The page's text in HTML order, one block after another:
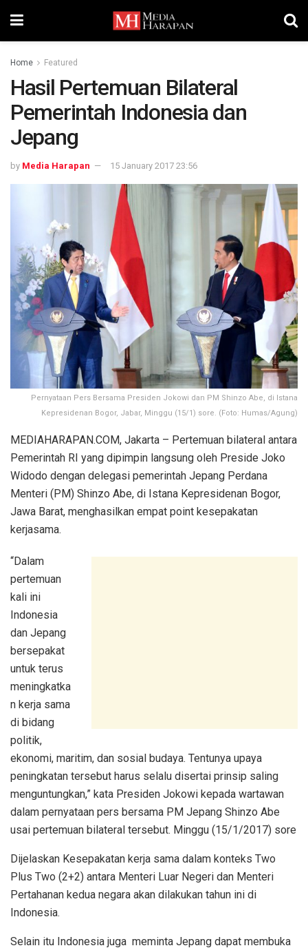
Home Featured
Hasil Pertemuan Bilateral
Pemerintah Indonesia dan
Jepang
by Media Harapan 15 January 2017 23:56
Pernyataan Pers Bersama Presiden Jokowi dan PM Shinzo Abe, di Istana
Kepresidenan Bogor, Jabar, Minggu (15/1) sore. (Foto: Humas/Agung)
MEDIAHARAPAN.COM, Jakarta – Pertemuan bilateral antara
Pemerintah RI yang dipimpin langsung oleh Preside Joko
Widodo dengan delegasi pemerintah Jepang Perdana
Menteri (PM) Shinzo Abe, di Istana Kepresidenan Bogor,
Jawa Barat, menghasilkan empat point kesepakatan
kerjasama.
“Dalam
pertemuan
kali ini
Indonesia
dan Jepang
bersepakat
untuk terus
meningkatka
n kerja sama
di bidang
politik,
ekonomi, maritim, dan sosial budaya. Tentunya upaya
peningkatan tersebut harus selalu disertai prinsip saling
menguntungkan,” kata Presiden Jokowi kepada wartawan
dalam pernyataan pers bersama PM Jepang Shinzo Abe
usai pertemuan bilateral tersebut. Minggu (15/1/2017) sore
Dijelaskan Kesepakatan kerja sama dalam konteks Two
Plus Two (2+2) antara Menteri Luar Negeri dan Menteri
Pertahanan kedua negara akan dilakukan tahun ini di
Indonesia.
Selain itu Indonesia juga meminta Jepang dapat membuka